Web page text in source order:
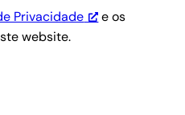
Privacidade
e os
website.